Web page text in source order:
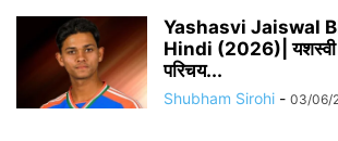
Yashasvi Jaiswal
Hindi (2026)| यशस्वी
परिचय...
Shubham Sirohi - 03/06/